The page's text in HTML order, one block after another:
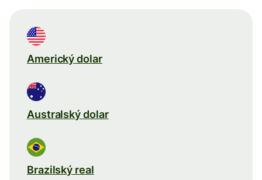
Americký dolar
Australský dolar
Brazilský real